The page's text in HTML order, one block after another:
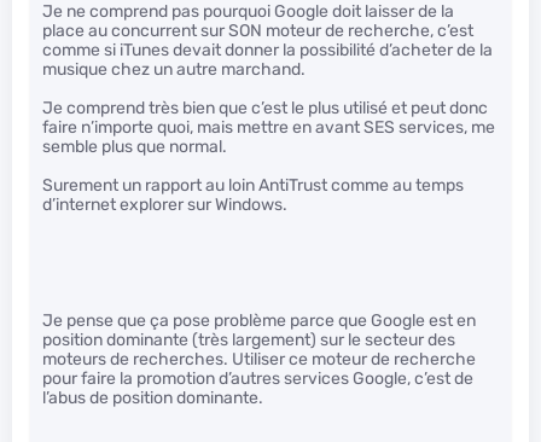
Je ne comprend pas pourquoi Google doit laisser de la
place au concurrent sur SON moteur de recherche, c’est
comme si iTunes devait donner la possibilité d’acheter de la
musique chez un autre marchand.
Je comprend très bien que c’est le plus utilisé et peut donc
faire n’importe quoi, mais mettre en avant SES services, me
semble plus que normal.
Surement un rapport au loin AntiTrust comme au temps
d’internet explorer sur Windows.
Je pense que ça pose problème parce que Google est en
position dominante (très largement) sur le secteur des
moteurs de recherches. Utiliser ce moteur de recherche
pour faire la promotion d’autres services Google, c’est de
l’abus de position dominante.